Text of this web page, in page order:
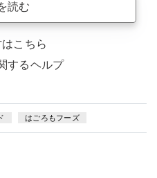
読む
こちら
するヘルプ
はごろもフーズ